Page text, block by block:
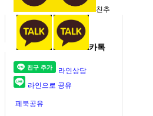
친추
카톡
라인상담
라인으로 공유
페북공유